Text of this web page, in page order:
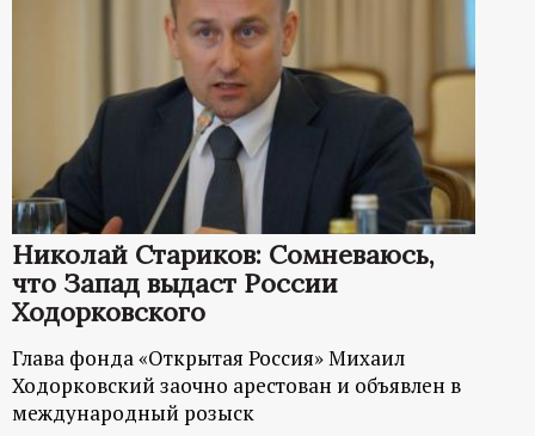
Николай Стариков: Сомневаюсь,
что Запад выдаст России
Ходорковского
Глава фонда «Открытая Россия» Михаил
Ходорковский заочно арестован и объявлен в
международный розыск